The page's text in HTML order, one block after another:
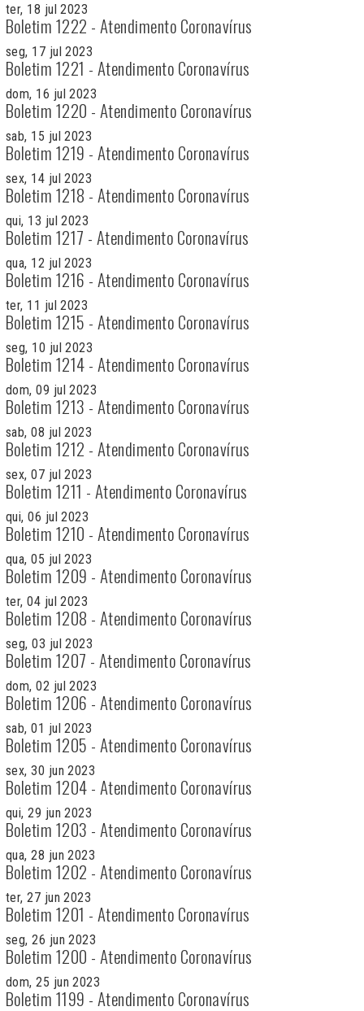
ter, 18 jul 2023
Boletim 1222 - Atendimento Coronavírus
seg, 17 jul 2023
Boletim 1221 - Atendimento Coronavírus
dom, 16 jul 2023
Boletim 1220 - Atendimento Coronavírus
sab, 15 jul 2023
Boletim 1219 - Atendimento Coronavírus
sex, 14 jul 2023
Boletim 1218 - Atendimento Coronavírus
qui, 13 jul 2023
Boletim 1217 - Atendimento Coronavírus
qua, 12 jul 2023
Boletim 1216 - Atendimento Coronavírus
ter, 11 jul 2023
Boletim 1215 - Atendimento Coronavírus
seg, 10 jul 2023
Boletim 1214 - Atendimento Coronavírus
dom, 09 jul 2023
Boletim 1213 - Atendimento Coronavírus
sab, 08 jul 2023
Boletim 1212 - Atendimento Coronavírus
sex, 07 jul 2023
Boletim 1211 - Atendimento Coronavírus
qui, 06 jul 2023
Boletim 1210 - Atendimento Coronavírus
qua, 05 jul 2023
Boletim 1209 - Atendimento Coronavírus
ter, 04 jul 2023
Boletim 1208 - Atendimento Coronavírus
seg, 03 jul 2023
Boletim 1207 - Atendimento Coronavírus
dom, 02 jul 2023
Boletim 1206 - Atendimento Coronavírus
sab, 01 jul 2023
Boletim 1205 - Atendimento Coronavírus
sex, 30 jun 2023
Boletim 1204 - Atendimento Coronavírus
qui, 29 jun 2023
Boletim 1203 - Atendimento Coronavírus
qua, 28 jun 2023
Boletim 1202 - Atendimento Coronavírus
ter, 27 jun 2023
Boletim 1201 - Atendimento Coronavírus
seg, 26 jun 2023
Boletim 1200 - Atendimento Coronavírus
dom, 25 jun 2023
Boletim 1199 - Atendimento Coronavírus